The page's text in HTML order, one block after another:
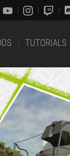
TUTORIALS